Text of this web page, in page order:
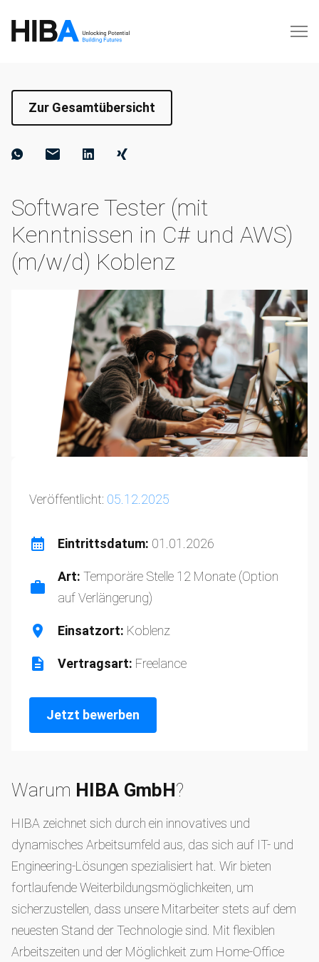
Zur Gesamtübersicht
Software Tester (mit
Kenntnissen in C# und AWS)
(m/w/d) Koblenz
Veröffentlicht: 05.12.2025
Eintrittsdatum: 01.01.2026
Art: Temporäre Stelle 12 Monate (Option
auf Verlängerung)
Einsatzort: Koblenz
Vertragsart: Freelance
Jetzt bewerben
Warum HIBA GmbH?
HIBA zeichnet sich durch ein innovatives und
dynamisches Arbeitsumfeld aus, das sich auf IT- und
Engineering-Lösungen spezialisiert hat. Wir bieten
fortlaufende Weiterbildungsmöglichkeiten, um
sicherzustellen, dass unsere Mitarbeiter stets auf dem
neuesten Stand der Technologie sind. Mit flexiblen
Arbeitszeiten und der Möglichkeit zum Home-Office